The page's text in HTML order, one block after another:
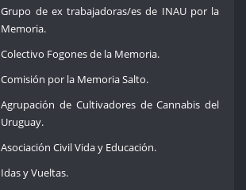
Grupo de ex trabajadoras/es de INAU por la
Memoria.
Colectivo Fogones de la Memoria.
Comisión por la Memoria Salto.
Agrupación de Cultivadores de Cannabis del
Uruguay.
Asociación Civil Vida y Educación.
Idas y Vueltas.